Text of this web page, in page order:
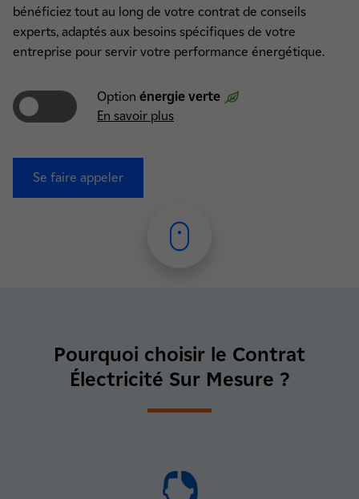
bénéficiez tout au long de votre contrat de conseils
experts, adaptés aux besoins spécifiques de votre
entreprise pour servir votre performance énergétique.
Option énergie verte
En savoir plus
Se faire appeler
Pourquoi choisir le Contrat
Électricité Sur Mesure ?